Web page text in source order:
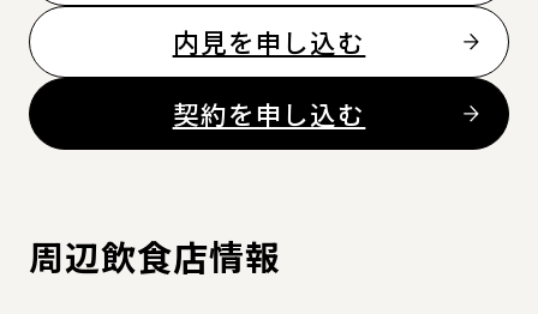
内見を申し込む
契約を申し込む
周辺飲食店情報